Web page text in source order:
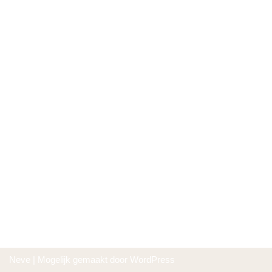
Neve | Mogelijk gemaakt door WordPress